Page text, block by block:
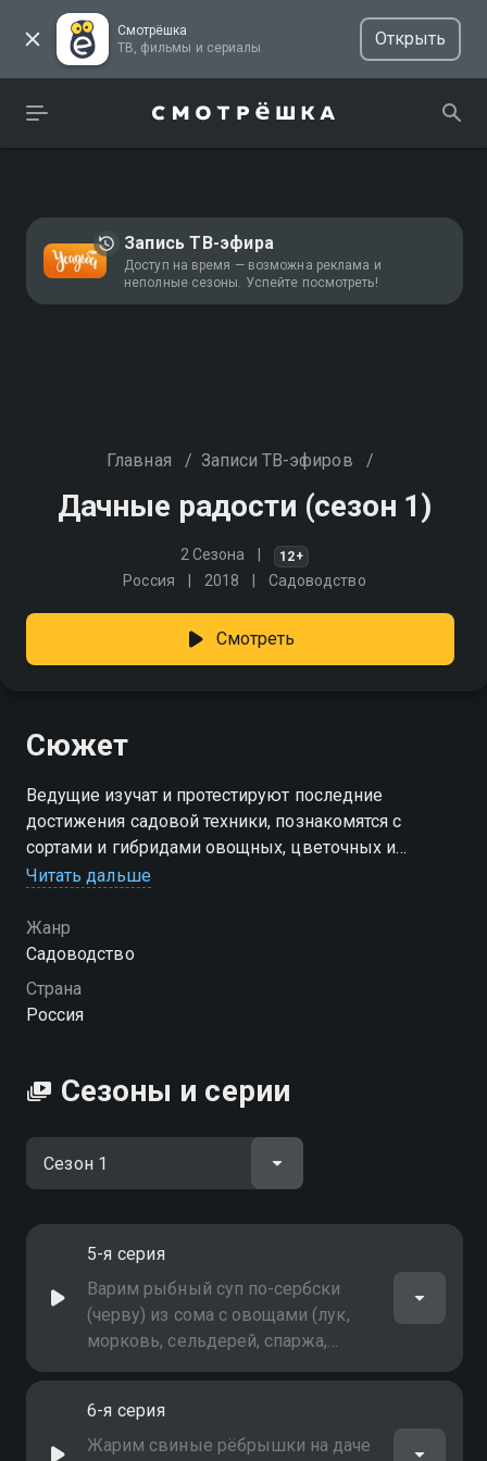
Смотрёшка
ТВ, фильмы и сериалы
Открыть
Запись ТВ-эфира
Доступ на время — возможна реклама и
неполные сезоны. Успейте посмотреть!
Главная / Записи ТВ-эфиров /
Дачные радости (сезон 1)
2 Сезона 12+
Россия 2018 Садоводство
Смотреть
Сюжет
Ведущие изучат и протестируют последние
достижения садовой техники, познакомятся с
сортами и гибридами овощных, цветочных и
плодовых культур, узнают о новейших безопасных
огородными вредителями
Посмотреть онлайн 1 сезон сериала Дачные
радости вы можете совершенно бесплатно в
Читать дальше
Жанр
Садоводство
Страна
Россия
Сезоны и серии
5-я серия
Варим рыбный суп по-сербски
(черву) из сома с овощами (лук,
морковь, сельдерей, спаржа,
картофель, сладкий перец) и
6-я серия
Жарим свиные рёбрышки на даче